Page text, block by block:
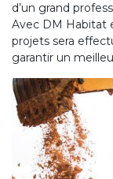
d’un grand
Avec DM Habitat
projets sera
garantir un